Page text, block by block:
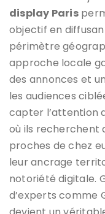
display Paris
objectif en
périmètre
approche locale
des annonces et
les audiences
capter l’attention
où ils recherchent
proches de chez
leur ancrage
notoriété digitale.
d’experts comme